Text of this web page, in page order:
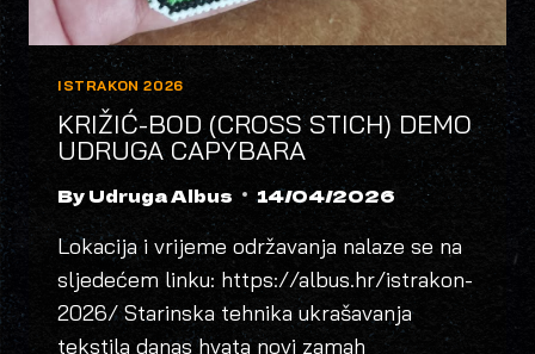
ISTRAKON 2026
KRIŽIĆ-BOD (CROSS STICH) DEMO
UDRUGA CAPYBARA
ByUdruga Albus 14/04/2026
Lokacija i vrijeme održavanja nalaze se na
sljedećem linku: https://albus.hr/istrakon-
2026/ Starinska tehnika ukrašavanja
tekstila danas hvata novi zamah